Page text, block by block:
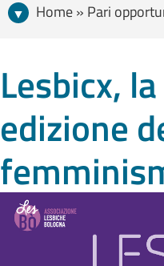
Lesbicx,
edizione